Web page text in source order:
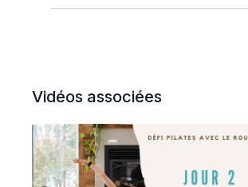
Vidéos associées